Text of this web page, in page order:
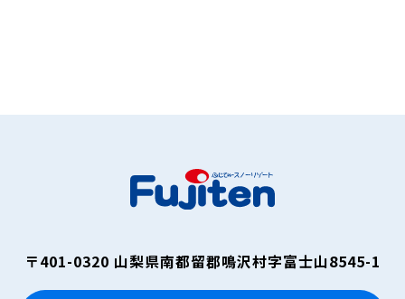
〒401-0320 山梨県南都留郡鳴沢村字富士山8545-1